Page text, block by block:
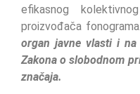
efikasnog
proizvođača
organ javne vlasti i
Zakona o slobodnom
značaja.